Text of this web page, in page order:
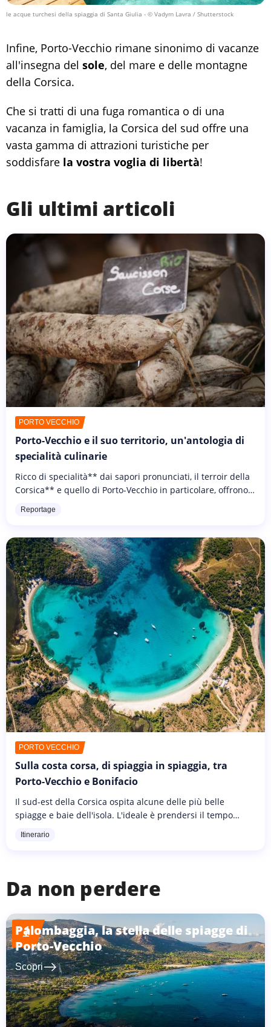
le acque turchesi della spiaggia di Santa Giulia - © Vadym Lavra / Shutterstock
Infine, Porto-Vecchio rimane sinonimo di vacanze
all'insegna del sole, del mare e delle montagne
della Corsica.
Che si tratti di una fuga romantica o di una
vacanza in famiglia, la Corsica del sud offre una
vasta gamma di attrazioni turistiche per
soddisfare la vostra voglia di libertà!
Gli ultimi articoli
PORTO VECCHIO
Porto-Vecchio e il suo territorio, un'antologia di
specialità culinarie
Ricco di specialità** dai sapori pronunciati, il terroir della
Corsica** e quello di Porto-Vecchio in particolare, offrono
Reportage
PORTO VECCHIO
Sulla costa corsa, di spiaggia in spiaggia, tra
Porto-Vecchio e Bonifacio
Il sud-est della Corsica ospita alcune delle più belle
spiagge e baie dell'isola. L'ideale è prendersi il tempo
Itinerario
Da non perdere
1
Palombaggia, la stella delle spiagge di
Porto-Vecchio
Scoprieast